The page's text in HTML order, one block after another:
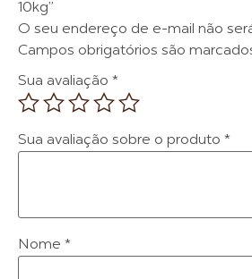
10kg”
O seu endereço de e-mail não
Campos obrigatórios são
Sua avaliação *
Sua avaliação sobre o produto *
Nome *